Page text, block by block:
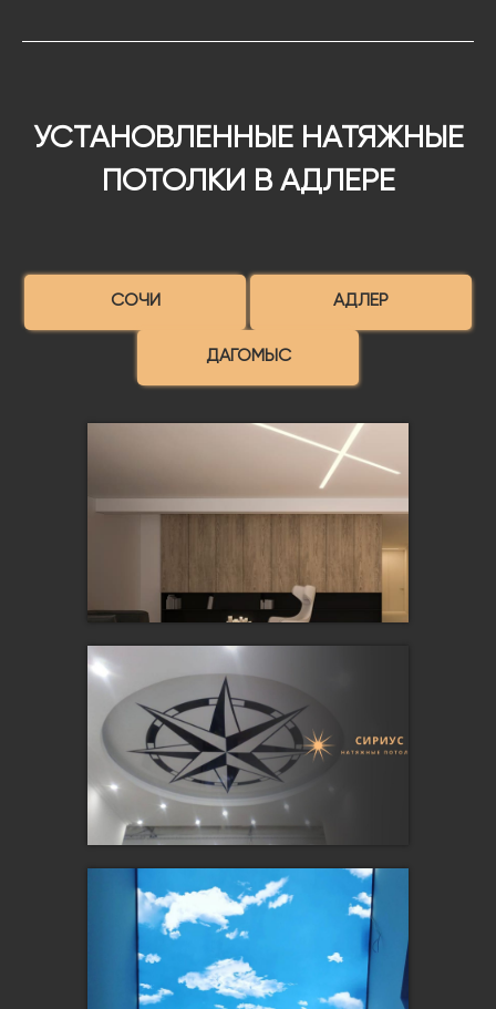
УСТАНОВЛЕННЫЕ НАТЯЖНЫЕ
ПОТОЛКИ В АДЛЕРЕ
СОЧИ АДЛЕР
ДАГОМЫС